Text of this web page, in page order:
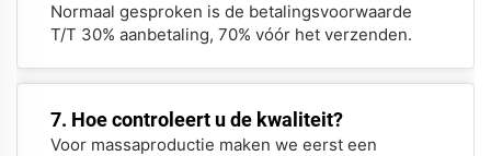
Normaal gesproken is de betalingsvoorwaarde
T/T 30% aanbetaling, 70% vóór het verzenden.
7. Hoe controleert u de kwaliteit?
Voor massaproductie maken we eerst een